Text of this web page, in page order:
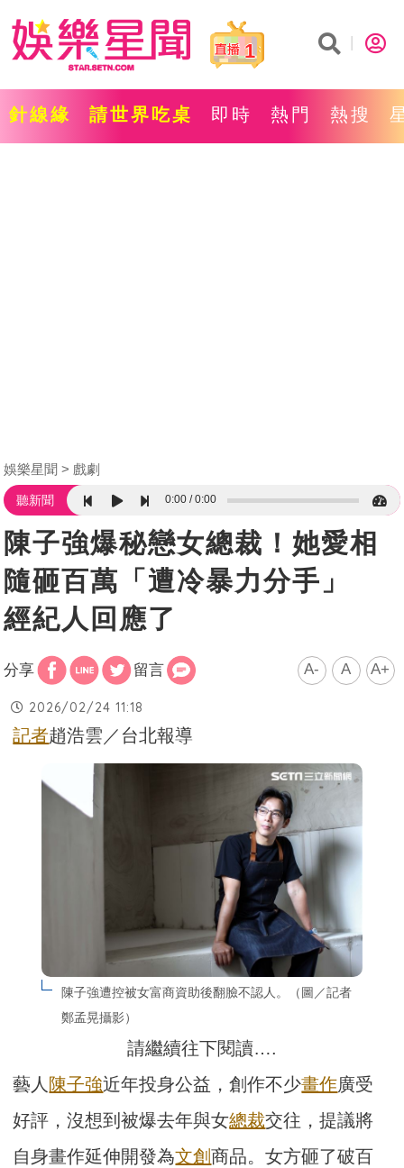
1
針線緣 請世界吃桌 即時 熱門 熱搜
娛樂星聞 戲劇
聽新聞 0:00 0:00
陳子強爆秘戀女總裁！她愛相
隨砸百萬「遭冷暴力分手」
經紀人回應了
分享 留言 A- A A+
2026/02/24 11:18
記者趙浩雲／台北報導
陳子強遭控被女富商資助後翻臉不認人。（圖／記者
鄭孟晃攝影）
請繼續往下閱讀….
藝人 陳子強近年投身公益，創作不少畫作廣受
好評，沒想到被爆去年與女總裁交往，提議將
自身畫作延伸開發為文創商品。女方砸了破百